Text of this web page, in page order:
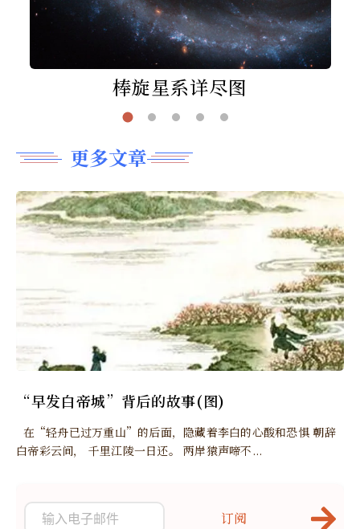
棒旋星系详尽图
更多文章
“早发白帝城”背后的故事(图)
白帝彩云间， 千里江陵一日还。 两岸猿声啼不...
订阅